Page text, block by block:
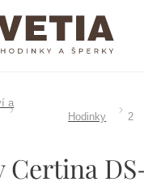
a
Hodinky
2
Certina